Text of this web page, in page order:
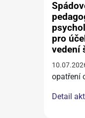
pro
vedení
opatření
Detail